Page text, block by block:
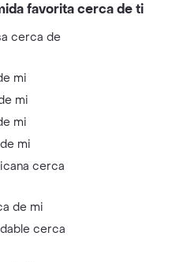
favorita cerca de ti
cerca de
mi
mi
mi
mi
cerca
de mi
cerca